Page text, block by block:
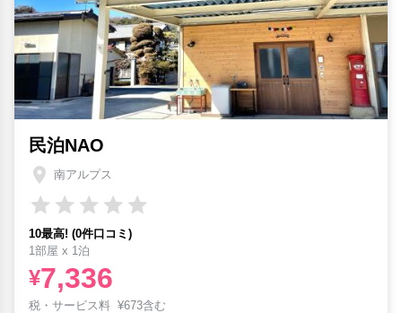
民泊NAO
南アルプス
10最高! (0件口コミ)
1部屋 x 1泊
¥7,336
税・サービス料 ¥673含む